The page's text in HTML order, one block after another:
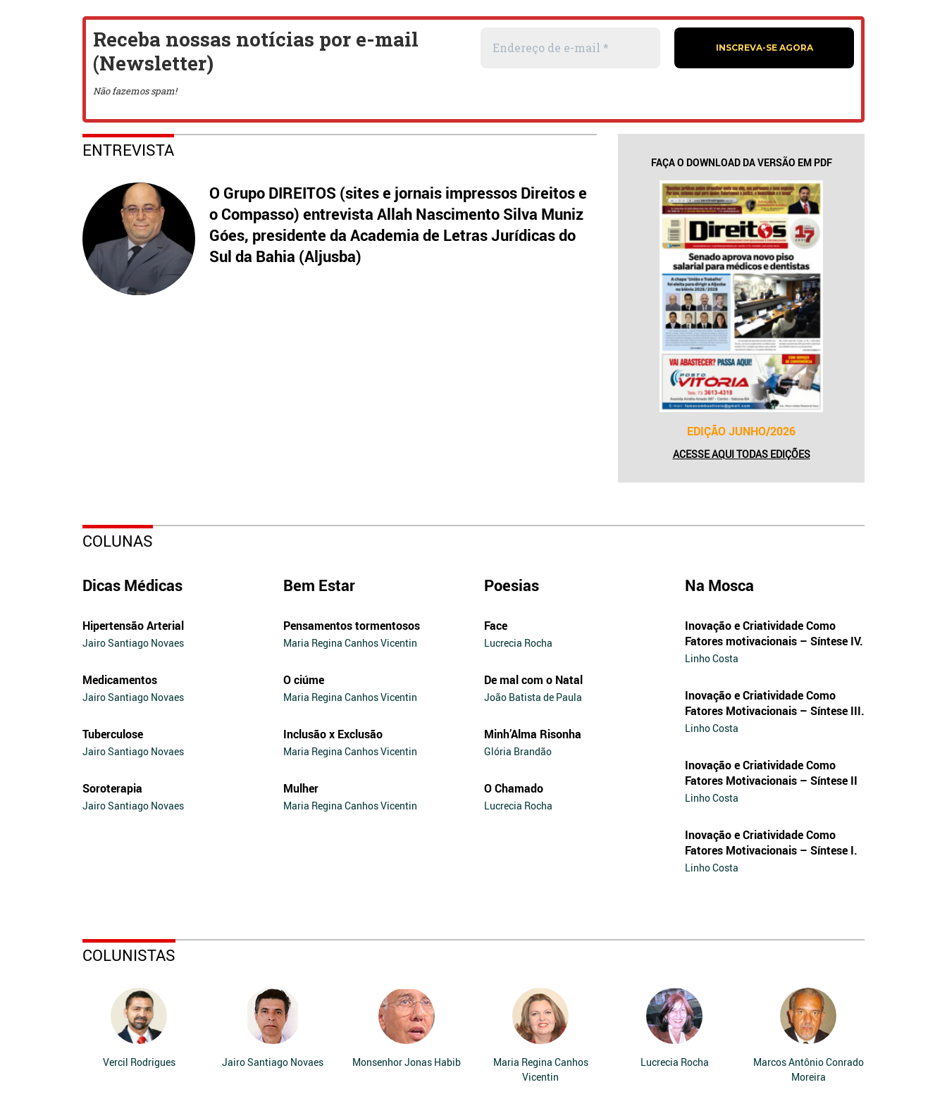
ENTREVISTA
O Grupo DIREITOS (sites e jornais impressos Direitos e
o Compasso) entrevista Allah Nascimento Silva Muniz
Góes, presidente da Academia de Letras Jurídicas do
Sul da Bahia (Aljusba)
FAÇA O DOWNLOAD DA VERSÃO EM PDF
EDIÇÃO JUNHO/2026
ACESSE AQUI TODAS EDIÇÕES
COLUNAS
Dicas Médicas
Hipertensão Arterial
Jairo Santiago Novaes
Medicamentos
Jairo Santiago Novaes
Tuberculose
Jairo Santiago Novaes
Soroterapia
Jairo Santiago Novaes
Bem Estar
Pensamentos tormentosos
Maria Regina Canhos Vicentin
O ciúme
Maria Regina Canhos Vicentin
Inclusão x Exclusão
Maria Regina Canhos Vicentin
Mulher
Maria Regina Canhos Vicentin
Poesias
Face
Lucrecia Rocha
De mal com o Natal
João Batista de Paula
Minh’Alma Risonha
Glória Brandão
O Chamado
Lucrecia Rocha
Na Mosca
Inovação e Criatividade Como
Fatores motivacionais – Síntese IV.
Linho Costa
Inovação e Criatividade Como
Fatores Motivacionais – Síntese III.
Linho Costa
Inovação e Criatividade Como
Fatores Motivacionais – Síntese II
Linho Costa
Inovação e Criatividade Como
Fatores Motivacionais – Síntese I.
Linho Costa
COLUNISTAS
Vercil Rodrigues Jairo Santiago Novaes Monsenhor Jonas Habib
Maria Regina Canhos
Vicentin
Lucrecia Rocha
Marcos Antônio Conrado
Moreira